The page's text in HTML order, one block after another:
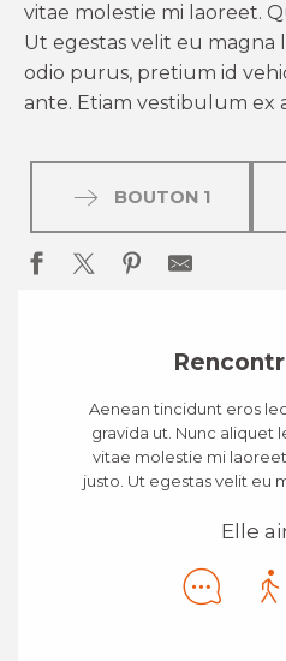
vitae molestie mi laoreet.
Ut egestas velit eu magna
odio purus, pretium id
ante. Etiam vestibulum ex
BOUTON 1
Aenean tincidunt eros
gravida ut. Nunc aliquet
vitae molestie mi
justo. Ut egestas velit eu
Elle